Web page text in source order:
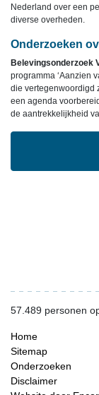
Nederland over een
diverse overheden.
Onderzoeken
Belevingsonderzoek
programma ‘Aanzien
die vertegenwoordigd
een agenda
de aantrekkelijkheid
57.489 personen
Home
Sitemap
Onderzoeken
Disclaimer